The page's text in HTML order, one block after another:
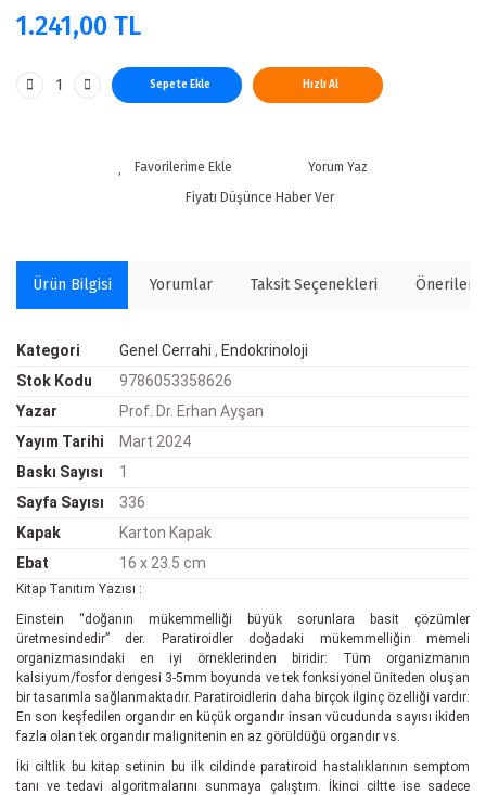
1.241,00 TL
Sepete Ekle Hızlı Al
Yorum Yaz
Fiyatı Düşünce Haber Ver
Ürün Bilgisi Yorumlar Taksit Seçenekleri
Kategori Genel Cerrahi , Endokrinoloji
Stok Kodu
9786053358626
Yazar
Prof. Dr. Erhan Ayşan
Yayım Tarihi
Mart 2024
Baskı Sayısı
1
Sayfa Sayısı
336
Kapak
Karton Kapak
Ebat
16 x 23.5 cm
Kitap Tanıtım Yazısı :
Einstein “doğanın mükemmelliği büyük sorunlara basit çözümler
üretmesindedir” der. Paratiroidler doğadaki mükemmelliğin memeli
organizmasındaki en iyi örneklerinden biridir: Tüm organizmanın
kalsiyum/fosfor dengesi 3-5mm boyunda ve tek fonksiyonel üniteden oluşan
bir tasarımla sağlanmaktadır. Paratiroidlerin daha birçok ilginç özelliği vardır:
En son keşfedilen organdır en küçük organdır insan vücudunda sayısı ikiden
fazla olan tek organdır malignitenin en az görüldüğü organdır vs.
İki ciltlik bu kitap setinin bu ilk cildinde paratiroid hastalıklarının semptom
tanı ve tedavi algoritmalarını sunmaya çalıştım. İkinci ciltte ise sadece